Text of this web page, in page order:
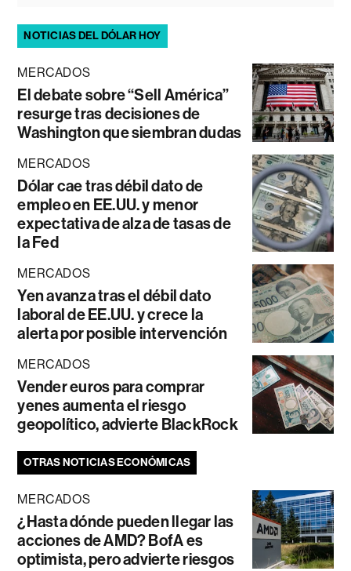
NOTICIAS DEL DÓLAR HOY
MERCADOS
El debate sobre “Sell América”
resurge tras decisiones de
Washington que siembran dudas
MERCADOS
Dólar cae tras débil dato de
empleo en EE.UU. y menor
expectativa de alza de tasas de
la Fed
MERCADOS
Yen avanza tras el débil dato
laboral de EE.UU. y crece la
alerta por posible intervención
MERCADOS
Vender euros para comprar
yenes aumenta el riesgo
geopolítico, advierte BlackRock
OTRAS NOTICIAS ECONÓMICAS
MERCADOS
¿Hasta dónde pueden llegar las
acciones de AMD? BofA es
optimista, pero advierte riesgos